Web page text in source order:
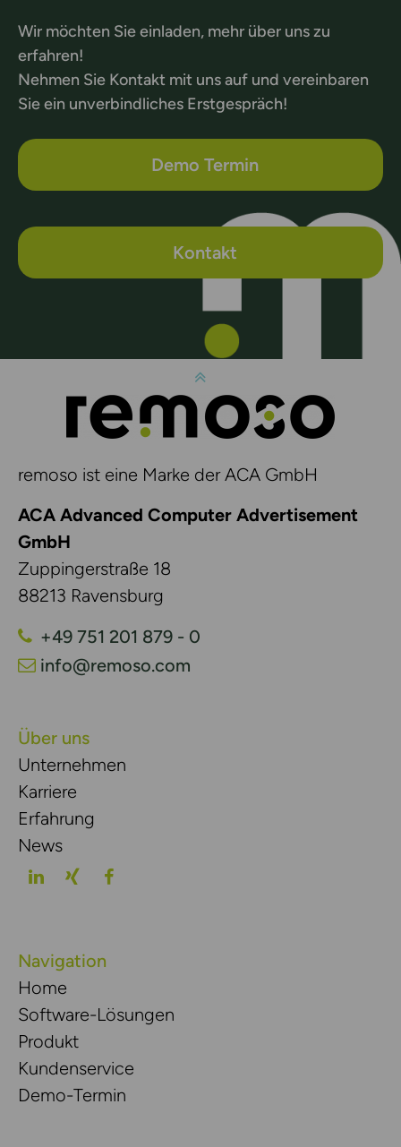
Wir möchten Sie einladen, mehr über uns zu
erfahren!
Nehmen Sie Kontakt mit uns auf und vereinbaren
Sie ein unverbindliches Erstgespräch!
Demo Termin
Kontakt
remoso ist eine Marke der ACA GmbH
ACA Advanced Computer Advertisement
GmbH
Zuppingerstraße 18
88213 Ravensburg
+49 751 201 879 - 0
info@remoso.com
Über uns
Unternehmen
Karriere
Erfahrung
News
Navigation
Home
Software-Lösungen
Produkt
Kundenservice
Demo-Termin